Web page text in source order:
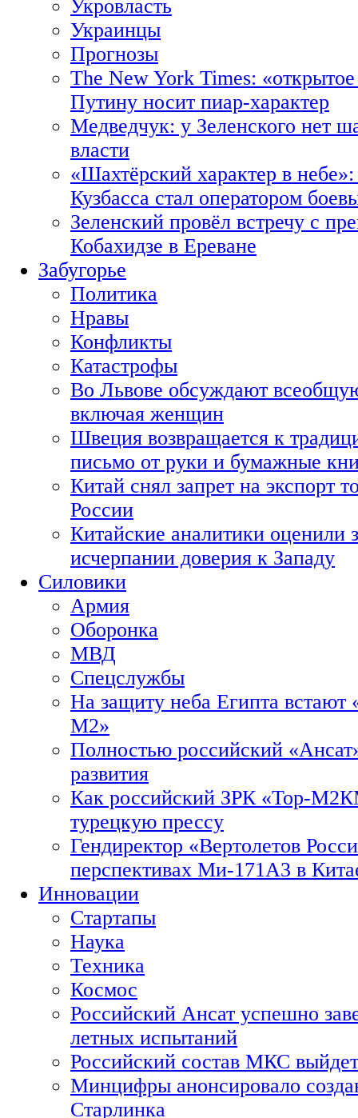
Укровласть
Украинцы
Прогнозы
The New York Times:
Путину носит пиар-характер
Медведчук: у Зеленского нет
власти
«Шахтёрский характер в
Кузбасса стал оператором
Зеленский провёл встречу с
Кобахидзе в Ереване
Забугорье
Политика
Нравы
Конфликты
Катастрофы
Во Львове обсуждают
включая женщин
Швеция возвращается к
письмо от руки и бумажные
Китай снял запрет на экспорт
России
Китайские аналитики оценили
исчерпании доверия к Западу
Силовики
Армия
Оборонка
МВД
Спецслужбы
На защиту неба Египта встают
М2»
Полностью российский
развития
Как российский ЗРК «Тор-
турецкую прессу
Гендиректор «Вертолетов
перспективах Ми-171А3 в
Инновации
Стартапы
Наука
Техника
Космос
Российский Ансат успешно
летных испытаний
Российский состав МКС
Минцифры анонсировало
Старлинка